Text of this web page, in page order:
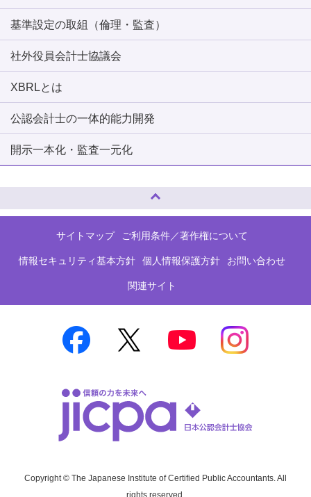
基準設定の取組（倫理・監査）
社外役員会計士協議会
XBRLとは
公認会計士の一体的能力開発
開示一本化・監査一元化
サイトマップ ご利用条件／著作権について
情報セキュリティ基本方針 個人情報保護方針 お問い合わせ
関連サイト
Copyright © The Japanese Institute of Certified Public Accountants. All